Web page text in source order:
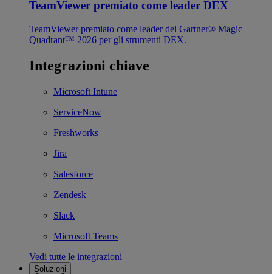
TeamViewer premiato come leader DEX
TeamViewer premiato come leader del Gartner® Magic
Quadrant™ 2026 per gli strumenti DEX.
Integrazioni chiave
Microsoft Intune
ServiceNow
Freshworks
Jira
Salesforce
Zendesk
Slack
Microsoft Teams
Vedi tutte le integrazioni
Soluzioni